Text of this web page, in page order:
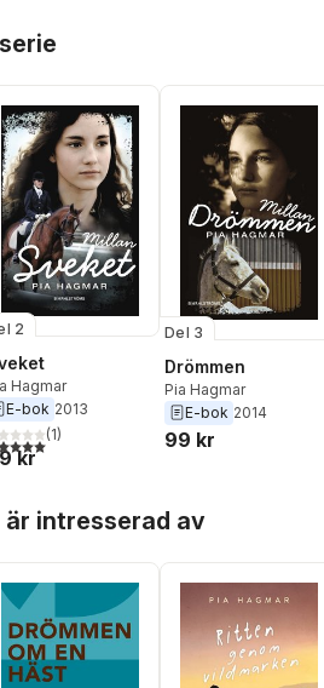
2
Hagmar
E-bok 2013
utav 5 stjärnor. Totalt antal röster:
(1)
kr
Del 3
Drömmen
Pia Hagmar
E-bok 2014
99 kr
är intresserad av